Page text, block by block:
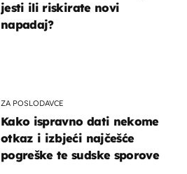
jesti ili riskirate novi
napadaj?
ZA POSLODAVCE
Kako ispravno dati nekome
otkaz i izbjeći najčešće
pogreške te sudske sporove